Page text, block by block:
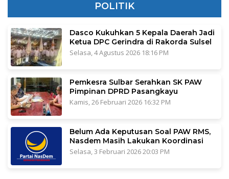
POLITIK
Dasco Kukuhkan 5 Kepala Daerah Jadi
Ketua DPC Gerindra di Rakorda Sulsel
Selasa, 4 Agustus 2026 18:16 PM
Pemkesra Sulbar Serahkan SK PAW
Pimpinan DPRD Pasangkayu
Kamis, 26 Februari 2026 16:32 PM
Belum Ada Keputusan Soal PAW RMS,
Nasdem Masih Lakukan Koordinasi
Selasa, 3 Februari 2026 20:03 PM